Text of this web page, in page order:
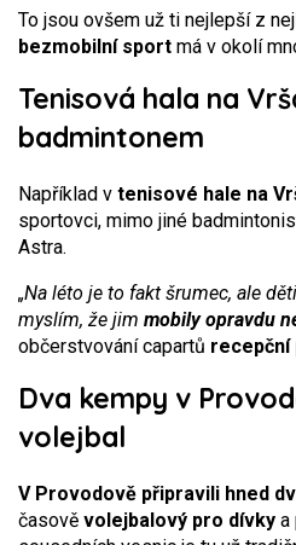
To jsou ovšem už ti nejlepší z
bezmobilní sport má v okolí
Tenisová hala na
badmintonem
Například v tenisové hale na
sportovci, mimo jiné
Astra.
„Na léto je to fakt šrumec, ale
myslím, že jim mobily opravdu
občerstvování capartů recepční
Dva kempy v
volejbal
V Provodově připravili hned
časově volejbalový pro dívky a